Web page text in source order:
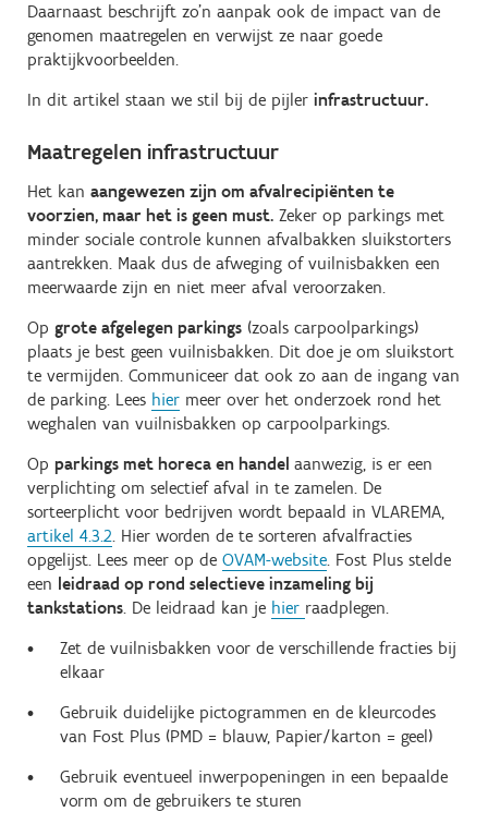
Daarnaast beschrijft zo’n aanpak ook de impact van de
genomen maatregelen en verwijst ze naar goede
praktijkvoorbeelden.
In dit artikel staan we stil bij de pijler infrastructuur.
Maatregelen infrastructuur
Het kan aangewezen zijn om afvalrecipiënten te
voorzien, maar het is geen must. Zeker op parkings met
minder sociale controle kunnen afvalbakken sluikstorters
aantrekken. Maak dus de afweging of vuilnisbakken een
meerwaarde zijn en niet meer afval veroorzaken.
Op grote afgelegen parkings (zoals carpoolparkings)
plaats je best geen vuilnisbakken. Dit doe je om sluikstort
te vermijden. Communiceer dat ook zo aan de ingang van
de parking. Lees hier meer over het onderzoek rond het
weghalen van vuilnisbakken op carpoolparkings.
Op parkings met horeca en handel aanwezig, is er een
verplichting om selectief afval in te zamelen. De
sorteerplicht voor bedrijven wordt bepaald in VLAREMA,
artikel 4.3.2. Hier worden de te sorteren afvalfracties
opgelijst. Lees meer op de OVAM-website. Fost Plus stelde
een leidraad op rond selectieve inzameling bij
tankstations. De leidraad kan je hier raadplegen.
Zet de vuilnisbakken voor de verschillende fracties bij
elkaar
Gebruik duidelijke pictogrammen en de kleurcodes
van Fost Plus (PMD = blauw, Papier/karton = geel)
Gebruik eventueel inwerpopeningen in een bepaalde
vorm om de gebruikers te sturen